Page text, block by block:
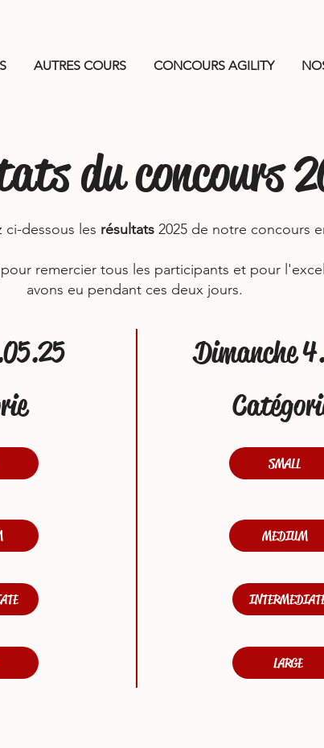
AUTRES COURS CONCOURS AGILITY
du concours
ci-dessous les résultats2025 de notre concours
remercier tous les participants et pour
avons eu pendant ces deux jours.​
Dimanche
SMALL
MEDIUM
LARGE